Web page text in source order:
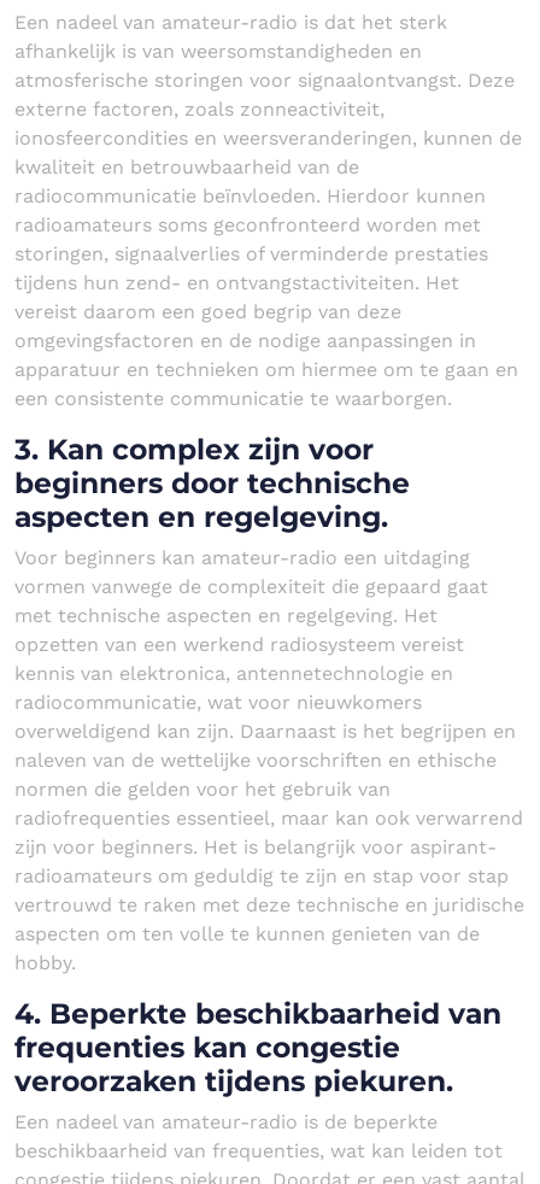
Een nadeel van amateur-radio is dat het sterk
afhankelijk is van weersomstandigheden en
atmosferische storingen voor signaalontvangst. Deze
externe factoren, zoals zonneactiviteit,
ionosfeercondities en weersveranderingen, kunnen de
kwaliteit en betrouwbaarheid van de
radiocommunicatie beïnvloeden. Hierdoor kunnen
radioamateurs soms geconfronteerd worden met
storingen, signaalverlies of verminderde prestaties
tijdens hun zend- en ontvangstactiviteiten. Het
vereist daarom een goed begrip van deze
omgevingsfactoren en de nodige aanpassingen in
apparatuur en technieken om hiermee om te gaan en
een consistente communicatie te waarborgen.
3. Kan complex zijn voor
beginners door technische
aspecten en regelgeving.
Voor beginners kan amateur-radio een uitdaging
vormen vanwege de complexiteit die gepaard gaat
met technische aspecten en regelgeving. Het
opzetten van een werkend radiosysteem vereist
kennis van elektronica, antennetechnologie en
radiocommunicatie, wat voor nieuwkomers
overweldigend kan zijn. Daarnaast is het begrijpen en
naleven van de wettelijke voorschriften en ethische
normen die gelden voor het gebruik van
radiofrequenties essentieel, maar kan ook verwarrend
zijn voor beginners. Het is belangrijk voor aspirant-
radioamateurs om geduldig te zijn en stap voor stap
vertrouwd te raken met deze technische en juridische
aspecten om ten volle te kunnen genieten van de
hobby.
4. Beperkte beschikbaarheid van
frequenties kan congestie
veroorzaken tijdens piekuren.
Een nadeel van amateur-radio is de beperkte
beschikbaarheid van frequenties, wat kan leiden tot